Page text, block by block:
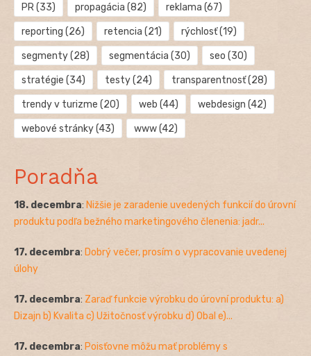
PR(33) propagácia (82) reklama (67)
reporting (26) retencia (21) rýchlosť(19)
segmenty(28) segmentácia (30) seo (30)
stratégie (34) testy(24) transparentnosť(28)
trendy v turizme (20) web (44) webdesign (42)
webové stránky(43) www(42)
Poradňa
18. decembra: Nižšie je zaradenie uvedených funkcií do úrovní
produktu podľa bežného marketingového členenia: jadr...
17. decembra: Dobrý večer, prosím o vypracovanie uvedenej
úlohy
17. decembra: Zaraď funkcie výrobku do úrovní produktu: a)
Dizajn b) Kvalita c) Užitočnosť výrobku d) Obal e)...
17. decembra: Poisťovne môžu mať problémy s